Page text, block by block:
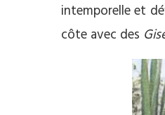
intemporelle et
côte avec des